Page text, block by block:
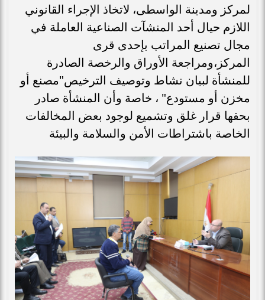
لمركز ومدينة الواسطى، لاتخاذ الإجراء القانوني
اللازم حيال أحد المنشآت الصناعية العاملة في
مجال تصنيع المراتب بإحدى قرى
المركز،ومراجعة الأوراق والرخصة الصادرة
للمنشأة لبيان نشاط وتوصيف الترخيص"مصنع أو
مخزن أو مستودع" ، خاصة وأن المنشأة صادر
بحقها قرار غلق وتشميع لوجود بعض المخالفات
الخاصة باشتراطات الأمن والسلامة والبيئة